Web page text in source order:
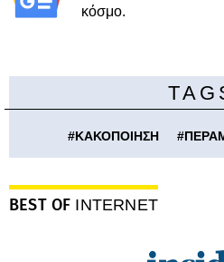
κόσμο.
#ΚΑΚΟΠΟΙΗΣΗ #
BEST OF INTERNET